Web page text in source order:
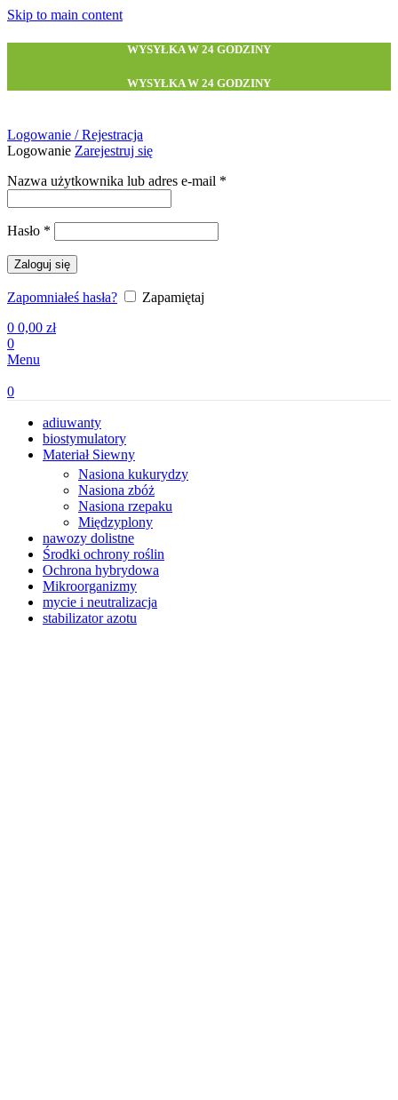
Skip to main content
WYSYŁKA W 24 GODZINY
WYSYŁKA W 24 GODZINY
Logowanie / Rejestracja
Logowanie Zarejestruj się
Nazwa użytkownika lub adres e-mail *
Hasło *
Zaloguj się
Zapomniałeś hasła?
Zapamiętaj
0 0,00 zł
0
Menu
0
adiuwanty
biostymulatory
Materiał Siewny
Nasiona kukurydzy
Nasiona zbóż
Nasiona rzepaku
Międzyplony
nawozy dolistne
Środki ochrony roślin
Ochrona hybrydowa
Mikroorganizmy
mycie i neutralizacja
stabilizator azotu